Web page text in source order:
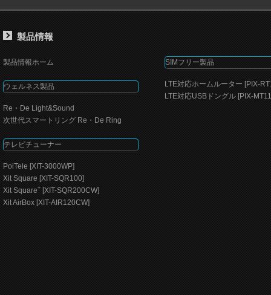
製品情報
製品情報ホーム
ウェルネス製品
Re・De Light&Sound
次世代スマートリング Re・De Ring
テレビチューナー
PoiTele [XIT-3000WP]
Xit Square [XIT-SQR100]
Xit Square+ [XIT-SQR200CW]
Xit AirBox [XIT-AIR120CW]
SIMフリー製品
LTE対応ホームルーター [PIX-
LTE対応USBドングル [PIX-